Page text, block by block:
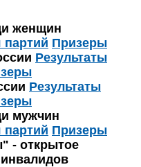
женщин
партий Призеры
Результаты
Результаты
мужчин
партий Призеры
- открытое